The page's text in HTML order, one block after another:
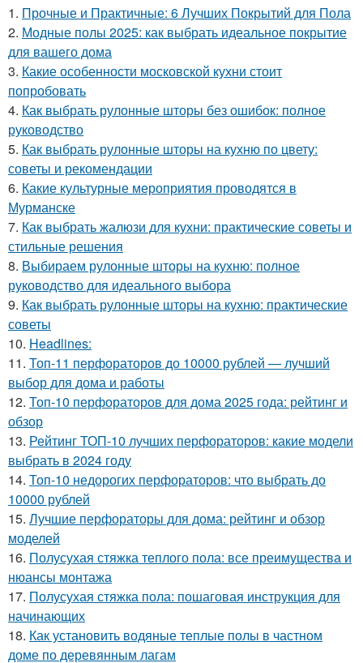
1. Прочные и Практичные: 6 Лучших Покрытий для Пола
2. Модные полы 2025: как выбрать идеальное покрытие
для вашего дома
3. Какие особенности московской кухни стоит
попробовать
4. Как выбрать рулонные шторы без ошибок: полное
руководство
5. Как выбрать рулонные шторы на кухню по цвету:
советы и рекомендации
6. Какие культурные мероприятия проводятся в
Мурманске
7. Как выбрать жалюзи для кухни: практические советы и
стильные решения
8. Выбираем рулонные шторы на кухню: полное
руководство для идеального выбора
9. Как выбрать рулонные шторы на кухню: практические
советы
10. Headlines:
11. Топ-11 перфораторов до 10000 рублей — лучший
выбор для дома и работы
12. Топ-10 перфораторов для дома 2025 года: рейтинг и
обзор
13. Рейтинг ТОП-10 лучших перфораторов: какие модели
выбрать в 2024 году
14. Топ-10 недорогих перфораторов: что выбрать до
10000 рублей
15. Лучшие перфораторы для дома: рейтинг и обзор
моделей
16. Полусухая стяжка теплого пола: все преимущества и
нюансы монтажа
17. Полусухая стяжка пола: пошаговая инструкция для
начинающих
18. Как установить водяные теплые полы в частном
доме по деревянным лагам